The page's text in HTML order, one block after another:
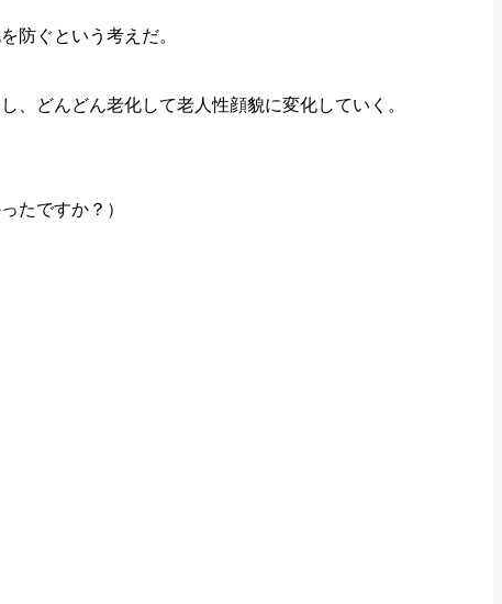
防ぐという考えだ。
、どんどん老化して老人性顔貌に変化していく。
たですか？）